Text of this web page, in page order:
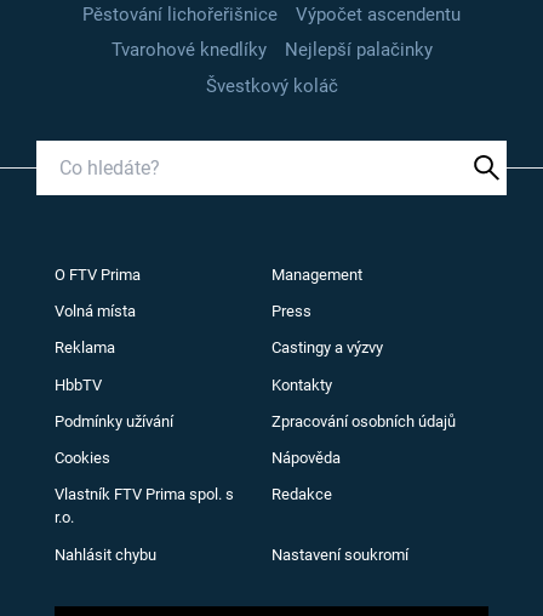
Pěstování lichořeřišnice
Výpočet ascendentu
Tvarohové knedlíky
Nejlepší palačinky
Švestkový koláč
O FTV Prima Management
Volná místa Press
Reklama Castingy a výzvy
HbbTV Kontakty
Podmínky užívání Zpracování osobních údajů
Cookies Nápověda
Vlastník FTV Prima spol. s
r.o.
Redakce
Nahlásit chybu Nastavení soukromí